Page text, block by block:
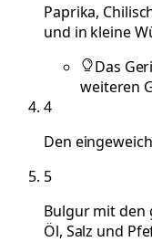
Paprika,
und in kleine
Das
weiteren
4
Den
5
Bulgur mit den
Öl, Salz und